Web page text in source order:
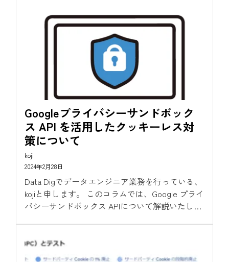
をしているKazです。...
Googleプライバシーサンドボック
ス API を活用したクッキーレス対
策について
koji
2024年2月28日
Data Digでデータエンジニア業務を行っている、
kojiと申します。 このコラムでは、Google プライ
バシーサンドボックス APIについて解説いたしま
Cookie廃止の対策のひとつとして活用していきま
しょう。